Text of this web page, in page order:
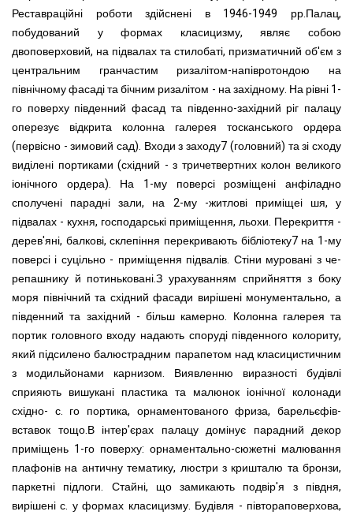
Реставраційні роботи здійснені в 1946-1949 рр.Палац,
побудований у формах класицизму, являє собою
двоповерховий, на підвалах та стилобаті, призматичний об'єм з
центральним гранчастим ризалітом-напівротондою на
північному фасаді та бічним ризалітом - на західному. На рівні 1-
го поверху південний фасад та південно-західний ріг палацу
оперезує відкрита колонна галерея тосканського ордера
(первісно - зимовий сад). Входи з заходу7 (головний) та зі сходу
виділені портиками (східний - з тричетвертних колон великого
іонічного ордера). На 1-му поверсі розміщені анфіладно
сполучені парадні зали, на 2-му -житлові приміщеі шя, у
підвалах - кухня, господарські приміщення, льохи. Перекриття -
дерев'яні, балкові, склепіння перекривають бібліотеку7 на 1-му
поверсі і суцільно - приміщення підвалів. Стіни муровані з че-
репашнику й потиньковані.З урахуванням сприйняття з боку
моря північний та східний фасади вирішені монументально, а
південний та західний - більш камерно. Колонна галерея та
портик головного входу надають споруді південного колориту,
який підсилено балюстрадним парапетом над класицистичним
з модильйонами карнизом. Виявленню виразності будівлі
сприяють вишукані пластика та малюнок іонічної колонади
східно- с. го портика, орнаментованого фриза, барельєфів-
вставок тощо.В інтер'єрах палацу домінує парадний декор
приміщень 1-го поверху: орнаментально-сюжетні малювання
плафонів на античну тематику, люстри з кришталю та бронзи,
паркетні підлоги. Стайні, що замикають подвір'я з півдня,
вирішені с. у формах класицизму. Будівля - півтораповерхова,